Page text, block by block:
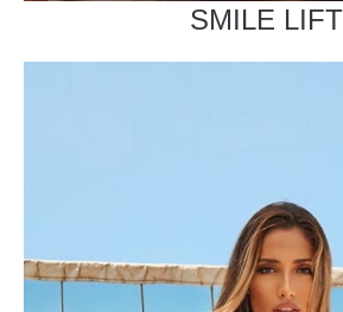
SMILE LIFT